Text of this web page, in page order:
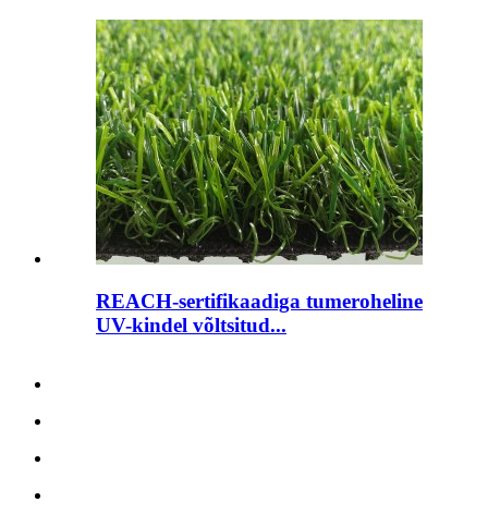
REACH-sertifikaadiga tumeroheline
UV-kindel võltsitud...